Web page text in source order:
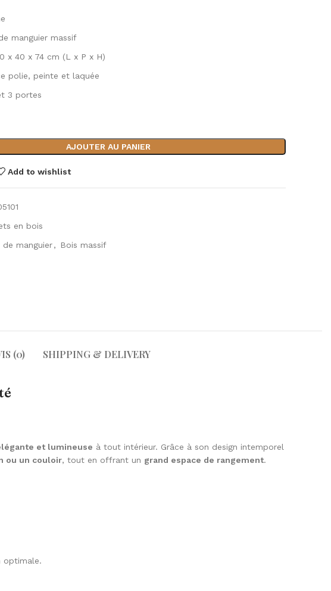
manguier massif
x 40 x 74 cm (L x P x H)
polie, peinte et laquée
3 portes
AJOUTER AU PANIER
Add to wishlist
en bois
de manguier,
Bois massif
(0) SHIPPING & DELIVERY
et lumineuse à tout intérieur. Grâce à son design intemporel
ou un couloir, tout en offrant un grand espace de rangement.
optimale.